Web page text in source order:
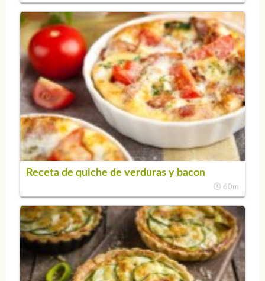
Receta de quiche de verduras y bacon
60m